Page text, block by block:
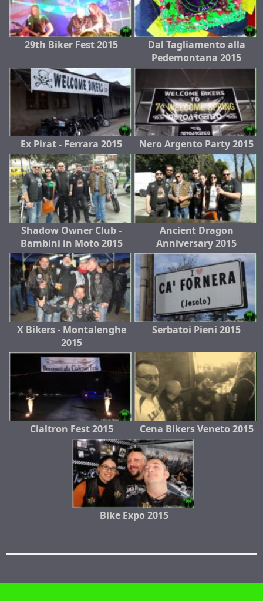
29th Biker Fest 2015
Dal Tagliamento alla
Pedemontana 2015
Ex Pirat - Ferrara 2015 Nero Argento Party 2015
Shadow Owner Club -
Bambini in Moto 2015
Ancient Dragon
Anniversary 2015
X Bikers - Montalenghe
2015
Serbatoi Pieni 2015
Cialtron Fest 2015 Cena Bikers Veneto 2015
Bike Expo 2015